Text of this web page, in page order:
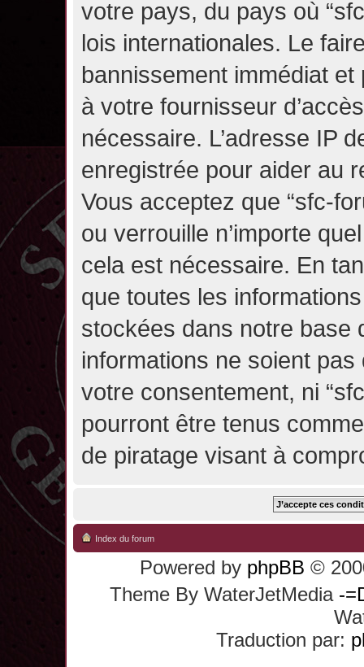
votre pays, du pays où
lois internationales. Le
bannissement immédiat
à votre fournisseur
nécessaire. L’adresse IP
enregistrée pour aider au
Vous acceptez que “sfc-
ou verrouille n’importe
cela est nécessaire. En
que toutes les
stockées dans notre base
informations ne soient
votre consentement, ni
pourront être tenus
de piratage visant à
Index du forum
Powered by phpBB ©
Theme By WaterJetMedia -
Traduction par: